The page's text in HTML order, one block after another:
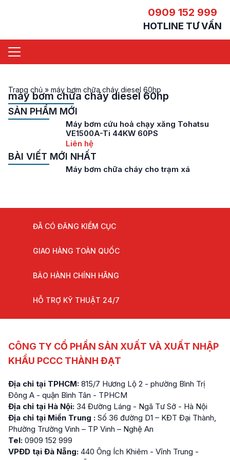
0909 152 999
HOTLINE TƯ VẤN
Trang chủ » máy bơm chữa cháy diesel 60hp
máy bơm chữa cháy diesel 60hp
SẢN PHẨM MỚI
Máy bơm cứu hoả chạy xăng Tohatsu
VE1500A-Ti 44KW 60PS
Liên hệ
BÀI VIẾT MỚI NHẤT
Máy bơm chữa cháy cho trạm xá
ĐÃ CÓ ĐĂNG KIỂM CỤC
GIAO HÀNG TOÀN QUỐC
BẢO HÀNH CHÍNH HÃNG
HỖ TRỢ KỸ THUẬT 24/7
CÔNG TY CỔ PHẦN SẢN XUẤT VÀ XUẤT NHẬP
KHẨU PCCC THÀNH ĐẠT
Địa chỉ tại TPHCM: 815/7 Hương Lộ 2 - phường Bình Trị
Đông A - quận Bình Tân - TPHCM
Địa chỉ tại Hà Nội: 34 Đường Láng - Ngã Tư Sở - Hà Nội
Địa chỉ tại Miền Trung : Số 36 đường D1 – KĐT Đại Thành,
Phường Trường Vinh – TP Vinh – Nghệ An
Tel: 0909 152 999
VPĐD tại Đà Nẵng: 440 Ông Ích Khiêm - Vĩnh Trung -